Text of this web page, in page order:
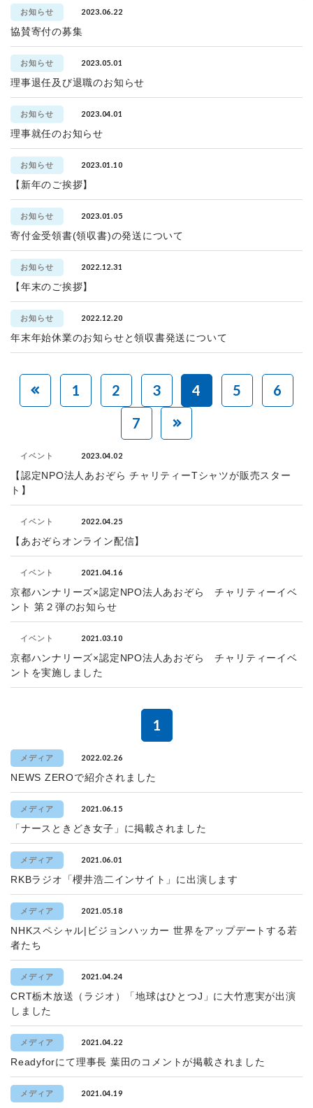
お知らせ 2023.06.22
協賛寄付の募集
お知らせ 2023.05.01
理事退任及び退職のお知らせ
お知らせ 2023.04.01
理事就任のお知らせ
お知らせ 2023.01.10
【新年のご挨拶】
お知らせ 2023.01.05
寄付金受領書(領収書)の発送について
お知らせ 2022.12.31
【年末のご挨拶】
お知らせ 2022.12.20
年末年始休業のお知らせと領収書発送について
1 2 3 4 5
6
7
イベント 2023.04.02
【認定NPO法人あおぞら チャリティーTシャツが販売スター
ト】
イベント 2022.04.25
【あおぞらオンライン配信】
イベント 2021.04.16
京都ハンナリーズ×認定NPO法人あおぞら チャリティーイベ
ント 第２弾のお知らせ
イベント 2021.03.10
京都ハンナリーズ×認定NPO法人あおぞら チャリティーイベ
ントを実施しました
1
メディア 2022.02.26
NEWS ZEROで紹介されました
メディア 2021.06.15
「ナースときどき女子」に掲載されました
メディア 2021.06.01
RKBラジオ「櫻井浩二インサイト」に出演します
メディア 2021.05.18
NHKスペシャル|ビジョンハッカー 世界をアップデートする若
者たち
メディア 2021.04.24
CRT栃木放送（ラジオ）「地球はひとつJ」に大竹恵実が出演
しました
メディア 2021.04.22
Readyforにて理事長 葉田のコメントが掲載されました
メディア 2021.04.19